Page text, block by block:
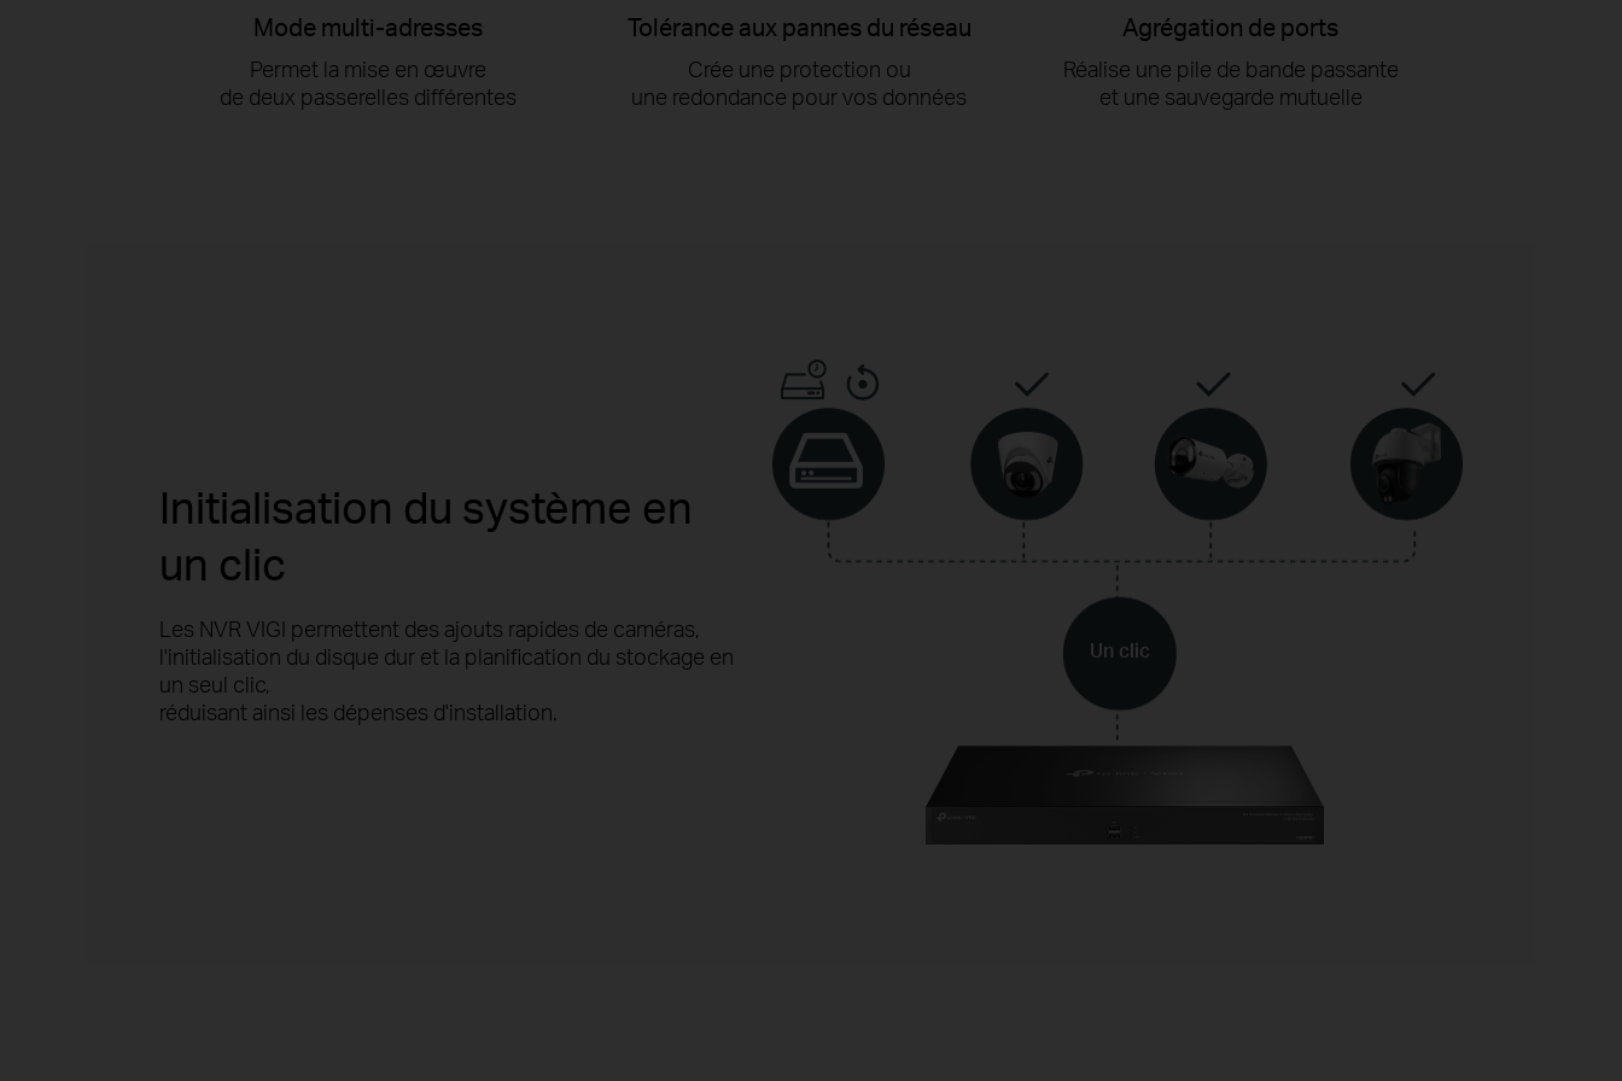
Mode multi-adresses
Permet la mise en œuvre
de deux passerelles différentes
Tolérance aux pannes du réseau
Crée une protection ou
une redondance pour vos données
Agrégation de ports
Réalise une pile de bande passante
et une sauvegarde mutuelle
Initialisation du système en
un clic
Les NVR VIGI permettent des ajouts rapides de caméras,
l'initialisation du disque dur et la planification du stockage en
un seul clic,
réduisant ainsi les dépenses d'installation.
Un clic